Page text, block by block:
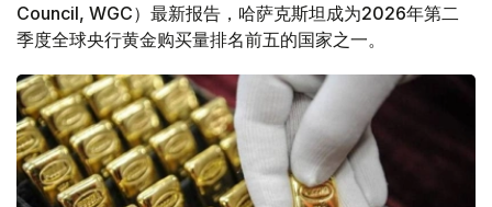
Council, WGC）最新报告，哈萨克斯坦成为2026年第二
季度全球央行黄金购买量排名前五的国家之一。